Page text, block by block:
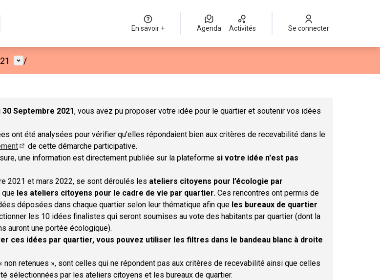
En savoir + Agenda Activités Se connecter
Menu utilisateur
/
30 Septembre 2021, vous avez pu proposer votre idée pour le quartier et soutenir vos idées
ont été analysées pour vérifier qu'elles répondaient bien aux critères de recevabilité dans le
(S'ouvre dans un nouvel onglet)
de cette démarche participative.
une information est directement publiée sur la plateforme si votre idée n'est pas
2021 et mars 2022, se sont déroulés les ateliers citoyens pour l’écologie par
que les ateliers citoyens pour le cadre de vie par quartier. Ces rencontres ont permis de
déposées dans chaque quartier selon leur thématique afin que les bureaux de quartier
les 10 idées finalistes qui seront soumises au vote des habitants par quartier (dont la
auront une portée écologique).
ces idées par quartier, vous pouvez utiliser les filtres dans le bandeau blanc à droite
non retenues », sont celles qui ne répondent pas aux critères de recevabilité ainsi que celles
sélectionnées par les ateliers citoyens et les bureaux de quartier.